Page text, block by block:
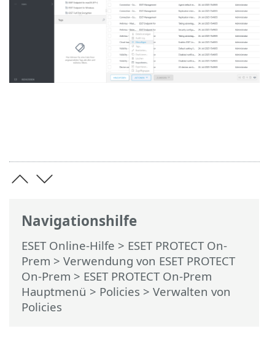
Navigationshilfe
ESET Online-Hilfe > ESET PROTECT On-
Prem > Verwendung von ESET PROTECT
On-Prem > ESET PROTECT On-Prem
Hauptmenü > Policies > Verwalten von
Policies